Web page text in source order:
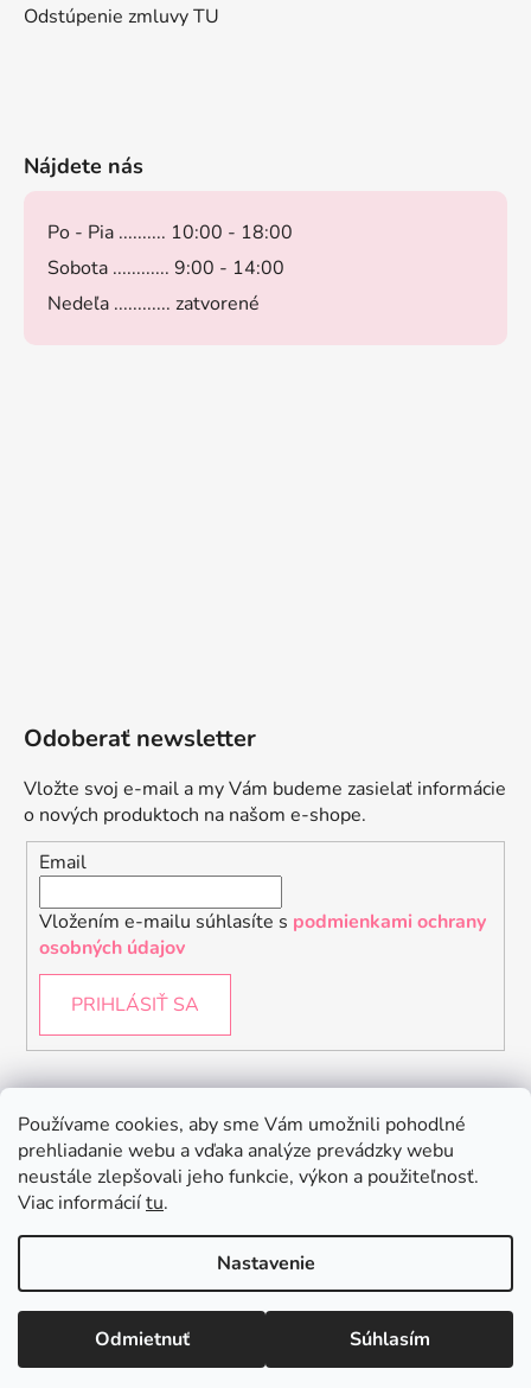
Používame cookies, aby sme Vám umožnili pohodlné
prehliadanie webu a vďaka analýze prevádzky webu
neustále zlepšovali jeho funkcie, výkon a použiteľnosť.
Viac informáciítu.
Nastavenie
Odmietnuť Súhlasím
Odstúpenie zmluvy TU
Nájdete nás
Po - Pia .......... 10:00 - 18:00
Sobota ............ 9:00 - 14:00
Nedeľa ............ zatvorené
Odoberať newsletter
Vložte svoj e-mail a my Vám budeme zasielať informácie
o nových produktoch na našom e-shope.
Email
Vložením e-mailu súhlasíte s podmienkami ochrany
osobných údajov
PRIHLÁSIŤ SA
Instagram
Vytvoril Shoptet
Copyright 2026Baby Raptor. Všetky práva vyhradené.